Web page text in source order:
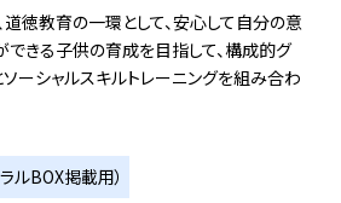
徳教育の一環として、安心して自分の意
できる子供の育成を目指して、構成的グ
ーシャルスキルトレーニングを組み合わ
ルBOX掲載用）